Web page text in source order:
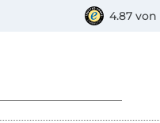
4.87